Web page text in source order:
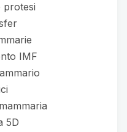
protesi
IMF
5D